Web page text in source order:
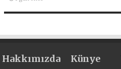
Hakkımızda Künye